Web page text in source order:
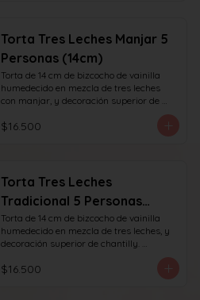
Torta Tres Leches Manjar 5
Personas (14cm)
Torta de 14 cm de bizcocho de vainilla
humedecido en mezcla de tres leches
con manjar, y decoración superior de
chantilly y manjar. recomendada para 6
personas.
$16.500
Torta Tres Leches
Tradicional 5 Personas
(14cm)
Torta de 14 cm de bizcocho de vainilla
humedecido en mezcla de tres leches, y
decoración superior de chantilly.
$16.500